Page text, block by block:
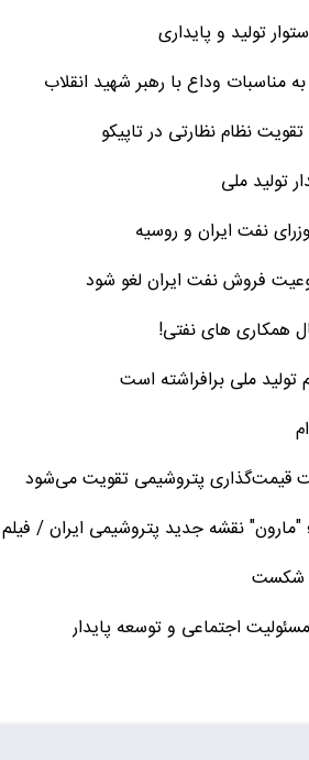
تولید و پایداری
مناسبات وداع با رهبر شهید انقلاب
نظام نظارتی در تاپیکو
تولید ملی
فروش نفت ایران لغو شود
همکاری های نفتی!
تولید ملی برافراشته است
قیمت‌گذاری پتروشیمی تقویت می‌شود
"مارون" نقشه جدید پتروشیمی ایران / فیلم
شکست
اجتماعی و توسعه پایدار